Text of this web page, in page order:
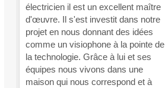
électricien il est un excellent maître
d'œuvre. Il s'est investit dans notre
projet en nous donnant des idées
comme un visiophone à la pointe de
la technologie. Grâce à lui et ses
équipes nous vivons dans une
maison qui nous correspond et à